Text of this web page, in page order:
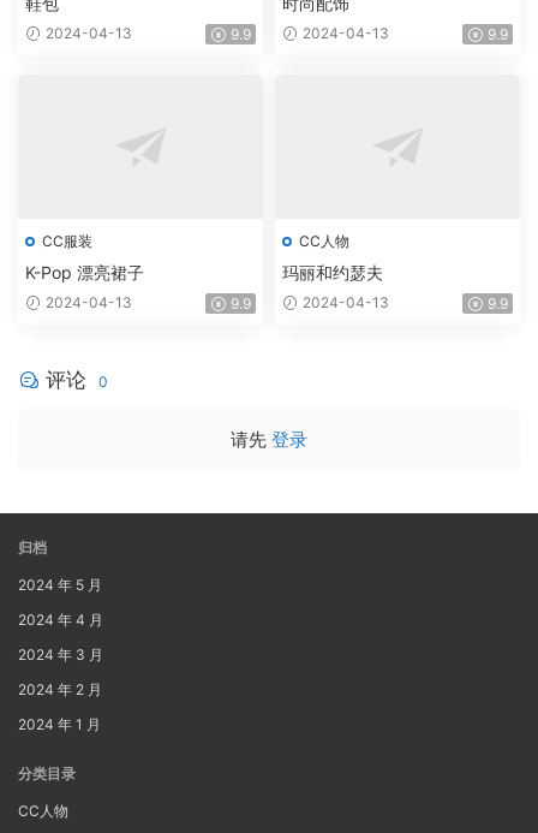
2024-04-13 9.9 2024-04-13 9.9
CC服装
K-Pop 漂亮裙子
2024-04-13 9.9
CC人物
玛丽和约瑟夫
2024-04-13 9.9
评论 0
请先 登录
归档
2024 年 5 月
2024 年 4 月
2024 年 3 月
2024 年 2 月
2024 年 1 月
分类目录
CC人物